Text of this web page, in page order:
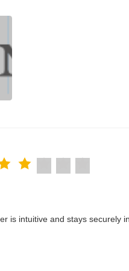
is intuitive and stays securely